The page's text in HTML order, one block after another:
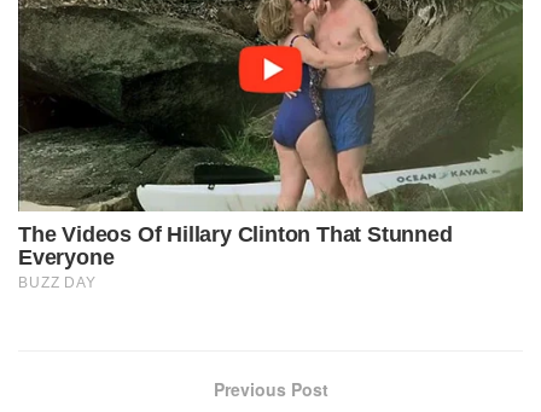
Previous Post